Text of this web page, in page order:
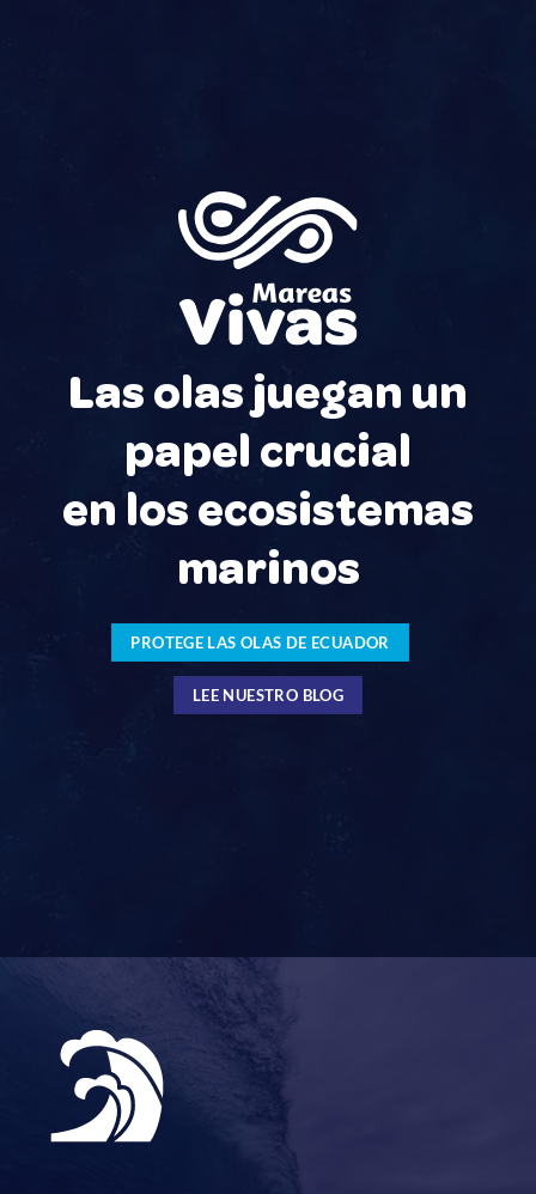
Las olas juegan un
papel crucial
en los ecosistemas
marinos
PROTEGE LAS OLAS DE ECUADOR
LEE NUESTRO BLOG